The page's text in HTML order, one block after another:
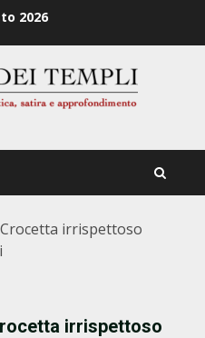
2026
irrispettoso
irrispettoso